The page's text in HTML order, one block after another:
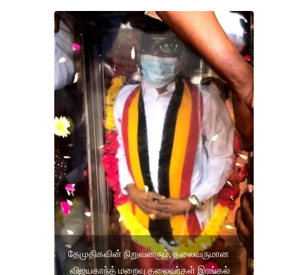
தேமுதிகவின் நிறுவனரும், தலைவருமான
விஜயகாந்த் மறைவு.தலைவர்கள் இரங்கல்